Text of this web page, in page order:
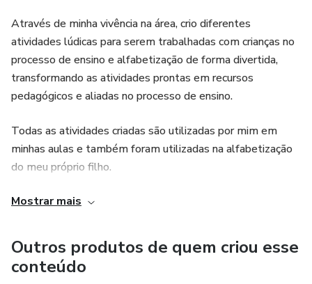
proporciona uma experiência visualmente agradável e
motivadora, incentivando a criatividade e a expressão
pessoal.
Através de minha vivência na área, crio diferentes
atividades lúdicas para serem trabalhadas com crianças no
processo de ensino e alfabetização de forma divertida,
transformando as atividades prontas em recursos
pedagógicos e aliadas no processo de ensino.
Todas as atividades criadas são utilizadas por mim em
minhas aulas e também foram utilizadas na alfabetização
do meu próprio filho.
Os arquivos são recursos pedagógicos que proporcionam
crianças um momento de aprendizado super lúdico e
divertido. Os recursos ainda estimulam diversas
habilidades fundamentais na fase de alfabetização, tais
Mostrar mais
Outros produtos de quem criou esse
conteúdo